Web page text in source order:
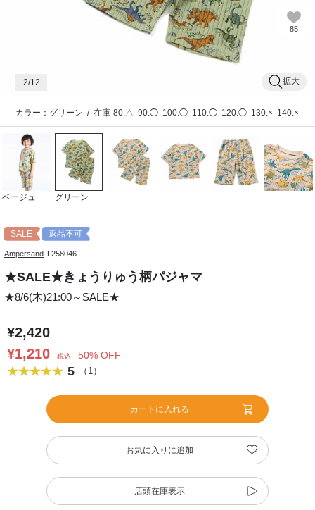
85
拡大
2/12
カラー：グリーン / 在庫 80:△ 90:◯ 100:◯ 110:◯ 120:◯ 130:× 140:×
ベージュ グリーン
SALE 返品不可
Ampersand L258046
★SALE★きょうりゅう柄パジャマ
★8/6(木)21:00～SALE★
¥2,420
¥1,210
税込 50% OFF
5 （1）
カートに入れる
お気に入りに追加
店頭在庫表示